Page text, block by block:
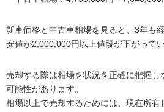
新車価格と中古車相場を見ると、3年も
安値が2,000,000円以上値段が下がってい
売却する際は相場を状況を正確に把握し
可能性があります。
相場以上で売却するためには、現在所有